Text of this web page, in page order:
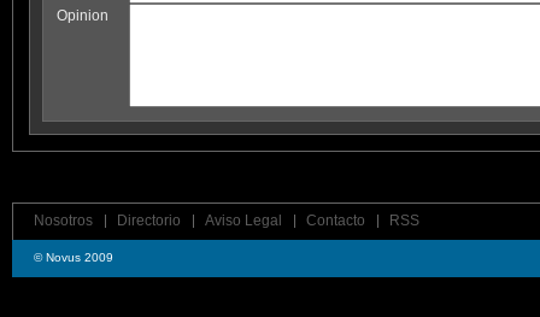
Opinion
Nosotros Directorio Aviso Legal Contacto RSS
© Novus 2009